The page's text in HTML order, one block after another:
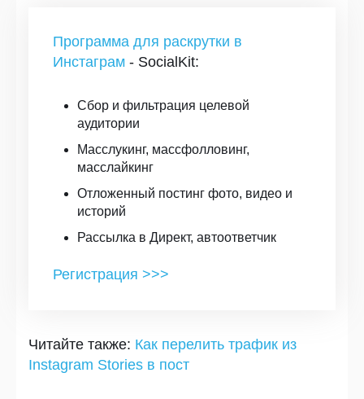
Программа для раскрутки в
Инстаграм - SocialKit:
Сбор и фильтрация целевой
аудитории
Масслукинг, массфолловинг,
масслайкинг
Отложенный постинг фото, видео и
историй
Рассылка в Директ, автоответчик
Регистрация >>>
Читайте также: Как перелить трафик из
Instagram Stories в пост